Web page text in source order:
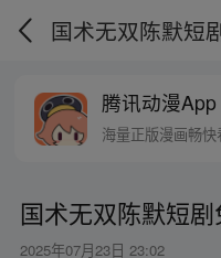
腾讯动漫App
海量正版漫画畅快
国术无双陈默短
2025年07月23日 23:02